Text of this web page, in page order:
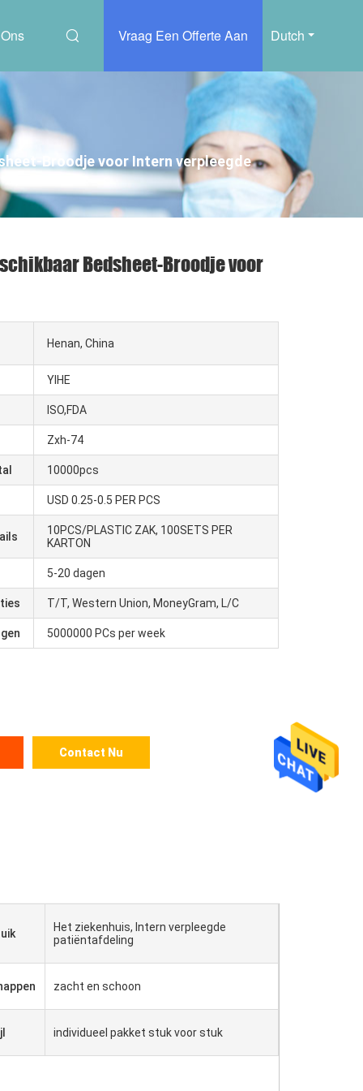
Dutch
Vraag Een Offerte Aan
Broodje voor Intern verpleegde
Bedsheet-Broodje voor
Henan, China
YIHE
ISO,FDA
Zxh-74
10000pcs
USD 0.25-0.5 PER PCS
10PCS/PLASTIC ZAK, 100SETS PER
KARTON
5-20 dagen
T/T, Western Union, MoneyGram, L/C
5000000 PCs per week
Contact Nu
Het ziekenhuis, Intern verpleegde
patiëntafdeling
zacht en schoon
individueel pakket stuk voor stuk